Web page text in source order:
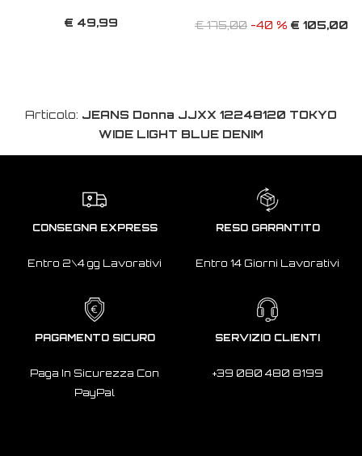
€ 49,99 € 175,00 -40 % € 105,00
Articolo: JEANS Donna JJXX 12248120 TOKYO
WIDE LIGHT BLUE DENIM
CONSEGNA EXPRESS
Entro 2\4 gg Lavorativi
RESO GARANTITO
Entro 14 Giorni Lavorativi
PAGAMENTO SICURO
Paga In Sicurezza Con
PayPal
SERVIZIO CLIENTI
+39 080 480 8199